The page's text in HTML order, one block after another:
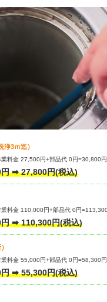
ング鋼管・銅
用/3ｍまで)
44,000
ング鋼管・銅
用/3ｍ超え)
+8,800円
・埋め戻し作
11,000
工事/3ｍまで） 55,000
水管工事/3ｍ超
・埋め戻し作業）
満）
以上） 66,000円
さ10㎝まで）
厚さ10㎝超え）
㎝まで）
/3m超え +3,300
33,000円
8,800円
処理・清掃・修
工など（軽作業）
11,000円
水処理・清掃・修
など（中作業）
22,000
水処理・清掃・修
工など（重作業）
33,000円
） 22,000
壁付・デッキ
（壁付・デッキ
16,500
浄3ｍ迄）
料金 27,500円+部品代 0円=30,800円
➡ 27,800円(税込)
料金 110,000円+部品代 0円
➡ 110,300円(税込)
料金 55,000円+部品代 0円=58,300円
➡ 55,300円(税込)